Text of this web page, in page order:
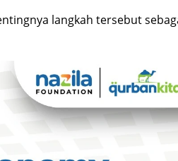
langkah tersebut